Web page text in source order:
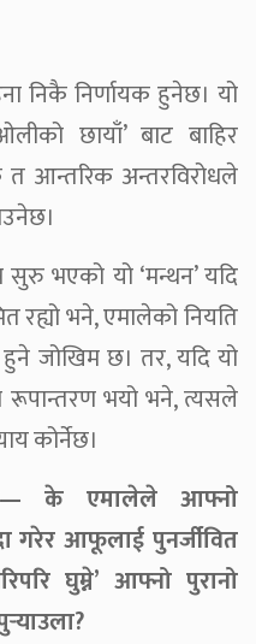
निकै निर्णायक हुनेछ। यो
छायाँ’ बाट बाहिर
आन्तरिक अन्तरविरोधले
सुरु भएको यो ‘मन्थन’ यदि
रह्यो भने, एमालेको नियति
हुने जोखिम छ। तर, यदि यो
रूपान्तरण भयो भने, त्यसले
कोर्नेछ।
छ— के एमालेले आफ्नो
गरेर आफूलाई पुनर्जीवित
घुम्ने’ आफ्नो पुरानो